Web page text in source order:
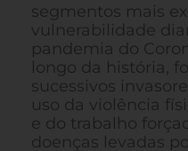
segmentos mais
vulnerabilidade
pandemia do
longo da história,
sucessivos
uso da violência
e do trabalho
doenças levadas